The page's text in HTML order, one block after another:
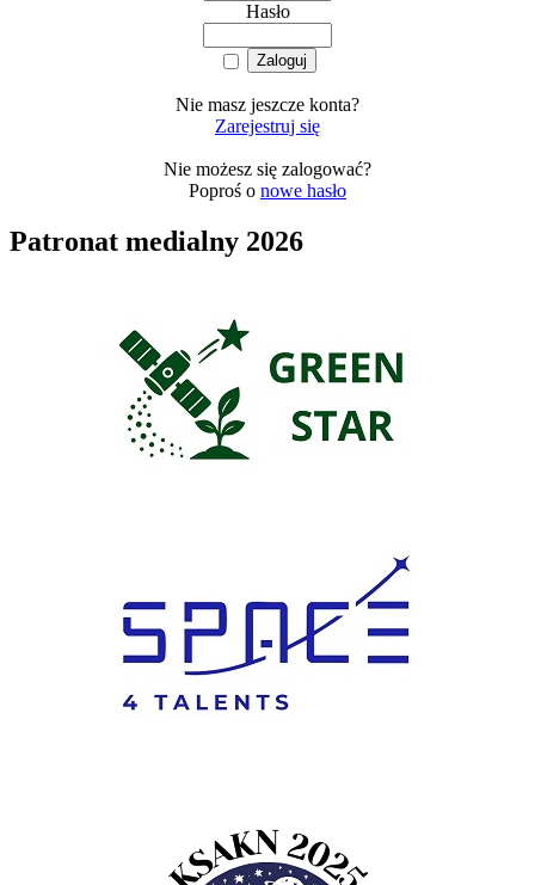
Hasło
Nie masz jeszcze konta?
Zarejestruj się
Nie możesz się zalogować?
Poproś o nowe hasło
Patronat medialny 2026